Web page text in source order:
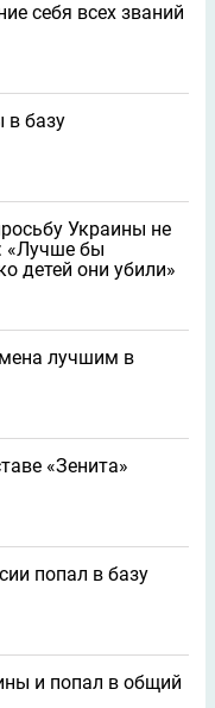
себя всех званий
в базу
Украины не
«Лучше бы
детей они убили»
лучшим в
«Зенита»
попал в базу
и попал в общий